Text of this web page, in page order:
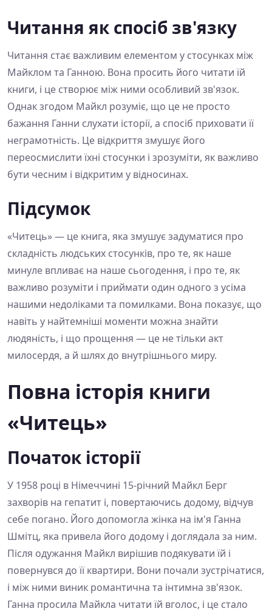
Читання як спосіб зв'язку
Читання стає важливим елементом у стосунках між
Майклом та Ганною. Вона просить його читати їй
книги, і це створює між ними особливий зв'язок.
Однак згодом Майкл розуміє, що це не просто
бажання Ганни слухати історії, а спосіб приховати її
неграмотність. Це відкриття змушує його
переосмислити їхні стосунки і зрозуміти, як важливо
бути чесним і відкритим у відносинах.
Підсумок
«Читець» — це книга, яка змушує задуматися про
складність людських стосунків, про те, як наше
минуле впливає на наше сьогодення, і про те, як
важливо розуміти і приймати один одного з усіма
нашими недоліками та помилками. Вона показує, що
навіть у найтемніші моменти можна знайти
людяність, і що прощення — це не тільки акт
милосердя, а й шлях до внутрішнього миру.
Повна історія книги
«Читець»
Початок історії
У 1958 році в Німеччині 15-річний Майкл Берг
захворів на гепатит і, повертаючись додому, відчув
себе погано. Його допомогла жінка на ім'я Ганна
Шмітц, яка привела його додому і доглядала за ним.
Після одужання Майкл вирішив подякувати їй і
повернувся до її квартири. Вони почали зустрічатися,
і між ними виник романтична та інтимна зв'язок.
Ганна просила Майкла читати їй вголос, і це стало